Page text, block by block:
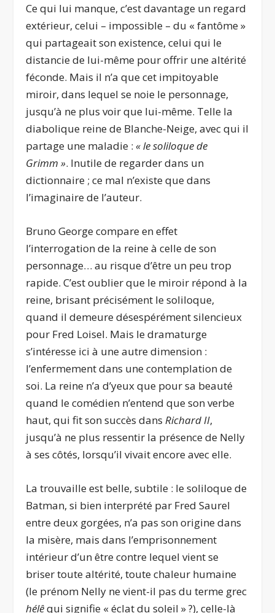
Ce qui lui manque, c’est davantage un regard
extérieur, celui – impossible – du « fantôme »
qui partageait son existence, celui qui le
distancie de lui-même pour offrir une altérité
féconde. Mais il n’a que cet impitoyable
miroir, dans lequel se noie le personnage,
jusqu’à ne plus voir que lui-même. Telle la
diabolique reine de Blanche-Neige, avec qui il
partage une maladie :« le soliloque de
Grimm ». Inutile de regarder dans un
dictionnaire ; ce mal n’existe que dans
l’imaginaire de l’auteur.
Bruno George compare en effet
l’interrogation de la reine à celle de son
personnage… au risque d’être un peu trop
rapide. C’est oublier que le miroir répond à la
reine, brisant précisément le soliloque,
quand il demeure désespérément silencieux
pour Fred Loisel. Mais le dramaturge
s’intéresse ici à une autre dimension :
l’enfermement dans une contemplation de
soi. La reine n’a d’yeux que pour sa beauté
quand le comédien n’entend que son verbe
haut, qui fit son succès dansRichard II,
jusqu’à ne plus ressentir la présence de Nelly
à ses côtés, lorsqu’il vivait encore avec elle.
La trouvaille est belle, subtile : le soliloque de
Batman, si bien interprété par Fred Saurel
entre deux gorgées, n’a pas son origine dans
la misère, mais dans l’emprisonnement
intérieur d’un être contre lequel vient se
briser toute altérité, toute chaleur humaine
(le prénom Nelly ne vient-il pas du terme grec
hélêqui signifie « éclat du soleil » ?), celle-là